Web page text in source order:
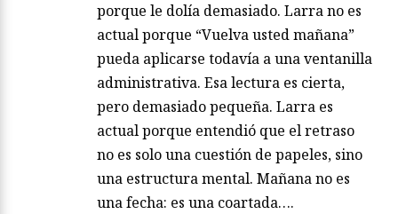
porque le dolía demasiado. Larra no es
actual porque “Vuelva usted mañana”
pueda aplicarse todavía a una ventanilla
administrativa. Esa lectura es cierta,
pero demasiado pequeña. Larra es
actual porque entendió que el retraso
no es solo una cuestión de papeles, sino
una estructura mental. Mañana no es
una fecha: es una coartada….